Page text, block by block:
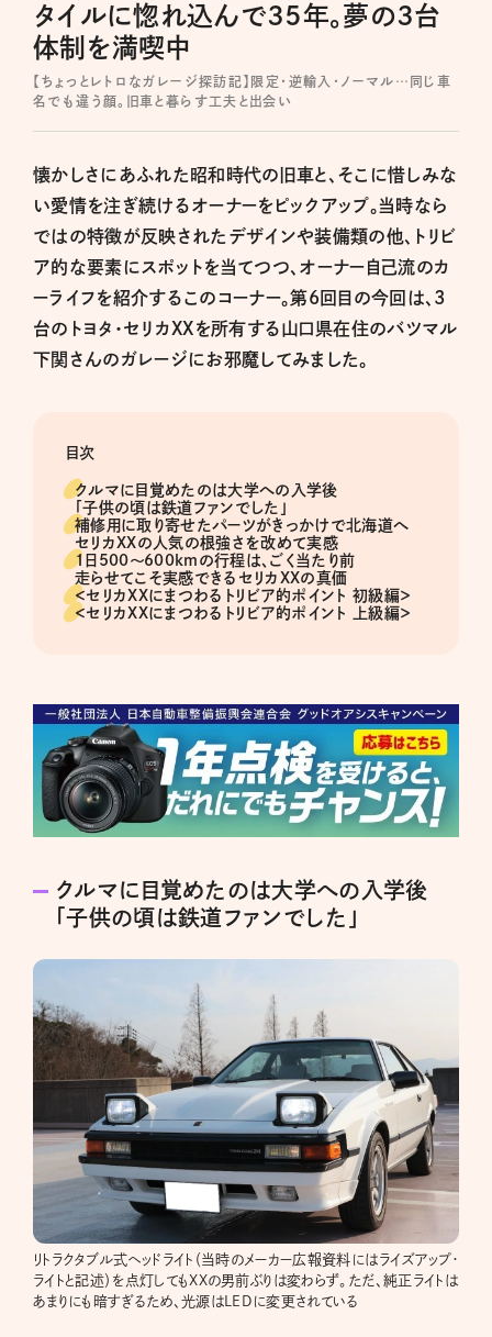
タイルに惚れ込んで35年。夢の3台
体制を満喫中
【ちょっとレトロなガレージ探訪記】限定・逆輸入・ノーマル…同じ車
名でも違う顔。旧車と暮らす工夫と出会い
懐かしさにあふれた昭和時代の旧車と、そこに惜しみな
い愛情を注ぎ続けるオーナーをピックアップ。当時なら
ではの特徴が反映されたデザインや装備類の他、トリビ
ア的な要素にスポットを当てつつ、オーナー自己流のカ
ーライフを紹介するこのコーナー。第6回目の今回は、3
台のトヨタ・セリカXXを所有する山口県在住のバツマル
下関さんのガレージにお邪魔してみました。
目次
クルマに目覚めたのは大学への入学後
「子供の頃は鉄道ファンでした」
補修用に取り寄せたパーツがきっかけで北海道へ
セリカXXの人気の根強さを改めて実感
1日500〜600kmの行程は、ごく当たり前
走らせてこそ実感できるセリカXXの真価
＜セリカXXにまつわるトリビア的ポイント 初級編＞
＜セリカXXにまつわるトリビア的ポイント 上級編＞
クルマに目覚めたのは大学への入学後
「子供の頃は鉄道ファンでした」
リトラクタブル式ヘッドライト（当時のメーカー広報資料にはライズアップ・
ライトと記述）を点灯してもXXの男前ぶりは変わらず。ただ、純正ライトは
あまりにも暗すぎるため、光源はLEDに変更されている